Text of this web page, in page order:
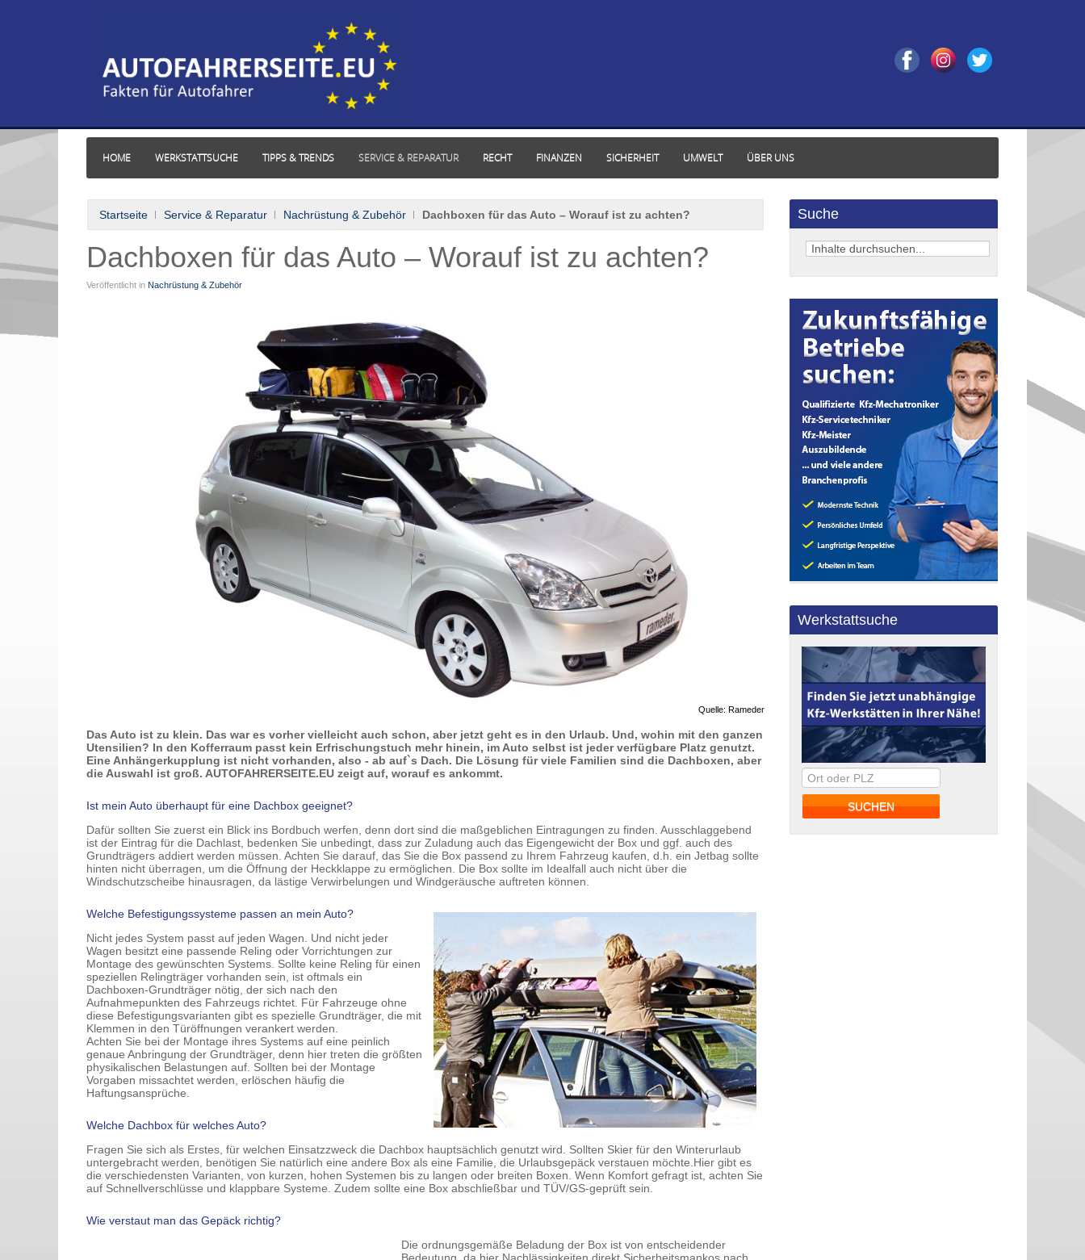
HOME WERKSTATTSUCHE TIPPS & TRENDS SERVICE & REPARATUR RECHT FINANZEN SICHERHEIT UMWELT ÜBER UNS
Startseite Service & Reparatur Nachrüstung & Zubehör Dachboxen für das Auto – Worauf ist zu achten?
Dachboxen für das Auto – Worauf ist zu achten?
Veröffentlicht in Nachrüstung & Zubehör
Quelle: Rameder
Das Auto ist zu klein. Das war es vorher vielleicht auch schon, aber jetzt geht es in den Urlaub. Und, wohin mit den ganzen
Utensilien? In den Kofferraum passt kein Erfrischungstuch mehr hinein, im Auto selbst ist jeder verfügbare Platz genutzt.
Eine Anhängerkupplung ist nicht vorhanden, also - ab auf`s Dach. Die Lösung für viele Familien sind die Dachboxen, aber
die Auswahl ist groß. AUTOFAHRERSEITE.EU zeigt auf, worauf es ankommt.
Ist mein Auto überhaupt für eine Dachbox geeignet?
Dafür sollten Sie zuerst ein Blick ins Bordbuch werfen, denn dort sind die maßgeblichen Eintragungen zu finden. Ausschlaggebend
ist der Eintrag für die Dachlast, bedenken Sie unbedingt, dass zur Zuladung auch das Eigengewicht der Box und ggf. auch des
Grundträgers addiert werden müssen. Achten Sie darauf, das Sie die Box passend zu Ihrem Fahrzeug kaufen, d.h. ein Jetbag sollte
hinten nicht überragen, um die Öffnung der Heckklappe zu ermöglichen. Die Box sollte im Idealfall auch nicht über die
Windschutzscheibe hinausragen, da lästige Verwirbelungen und Windgeräusche auftreten können.
Welche Befestigungssysteme passen an mein Auto?
Nicht jedes System passt auf jeden Wagen. Und nicht jeder
Wagen besitzt eine passende Reling oder Vorrichtungen zur
Montage des gewünschten Systems. Sollte keine Reling für einen
speziellen Relingträger vorhanden sein, ist oftmals ein
Dachboxen-Grundträger nötig, der sich nach den
Aufnahmepunkten des Fahrzeugs richtet. Für Fahrzeuge ohne
diese Befestigungsvarianten gibt es spezielle Grundträger, die mit
Klemmen in den Türöffnungen verankert werden.
Achten Sie bei der Montage ihres Systems auf eine peinlich
genaue Anbringung der Grundträger, denn hier treten die größten
physikalischen Belastungen auf. Sollten bei der Montage
Vorgaben missachtet werden, erlöschen häufig die
Haftungsansprüche.
Welche Dachbox für welches Auto?
Fragen Sie sich als Erstes, für welchen Einsatzzweck die Dachbox hauptsächlich genutzt wird. Sollten Skier für den Winterurlaub
untergebracht werden, benötigen Sie natürlich eine andere Box als eine Familie, die Urlaubsgepäck verstauen möchte.Hier gibt es
die verschiedensten Varianten, von kurzen, hohen Systemen bis zu langen oder breiten Boxen. Wenn Komfort gefragt ist, achten Sie
auf Schnellverschlüsse und klappbare Systeme. Zudem sollte eine Box abschließbar und TÜV/GS-geprüft sein.
Wie verstaut man das Gepäck richtig?
Die ordnungsgemäße Beladung der Box ist von entscheidender
Suche
Werkstattsuche